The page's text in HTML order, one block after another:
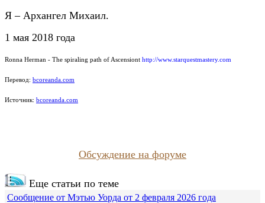
Я – Архангел Михаил.
1 мая 2018 года
Ronna Herman - The spiraling path of Ascensiont http://www.starquestmastery.com
Перевод: bcoreanda.com
Источник: bcoreanda.com
Обсуждение на форуме
Еще статьи по теме
Сообщение от Мэтью Уорда от 2 февраля 2026 года